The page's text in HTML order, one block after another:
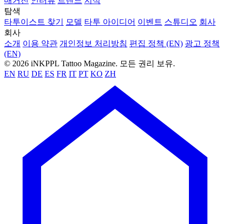
탐색
타투이스트 찾기
모델 타투 아이디어 이벤트 스튜디오 회사
회사
소개 이용 약관 개인정보 처리방침 편집 정책 (EN) 광고 정책
(EN)
© 2026 iNKPPL Tattoo Magazine. 모든 권리 보유.
EN RU DE ES FR IT PT KO ZH